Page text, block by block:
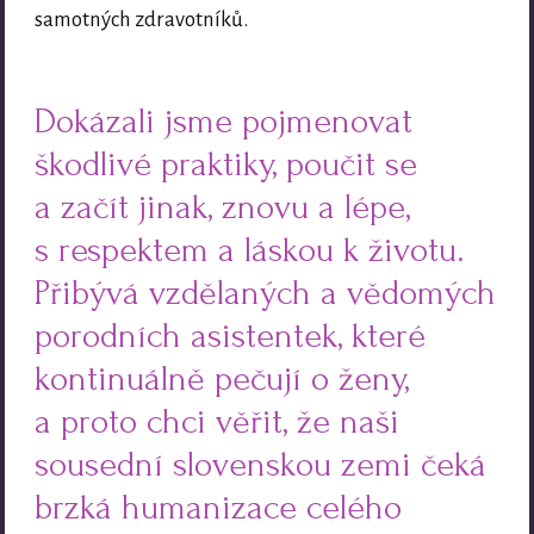
samotných zdravotníků.
Dokázali jsme pojmenovat
škodlivé praktiky, poučit se
a začít jinak, znovu a lépe,
s respektem a láskou k životu.
Přibývá vzdělaných a vědomých
porodních asistentek, které
kontinuálně pečují o ženy,
a proto chci věřit, že naši
sousední slovenskou zemi čeká
brzká humanizace celého